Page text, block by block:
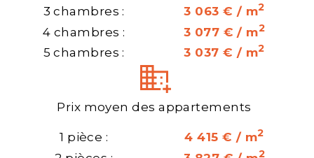
3 chambres : 3 063 € / m2
4 chambres : 3 077 € / m2
5 chambres : 3 037 € / m2
Prix moyen des appartements
1 pièce : 4 415 € / m2
2